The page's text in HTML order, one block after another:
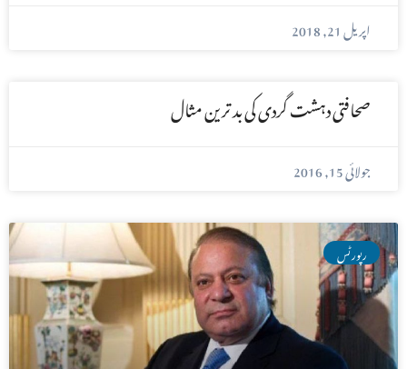
اپریل 21, 2018
صحافتی دہشت گردی کی بد ترین مثال
جولائی 15, 2016
رپورٹس